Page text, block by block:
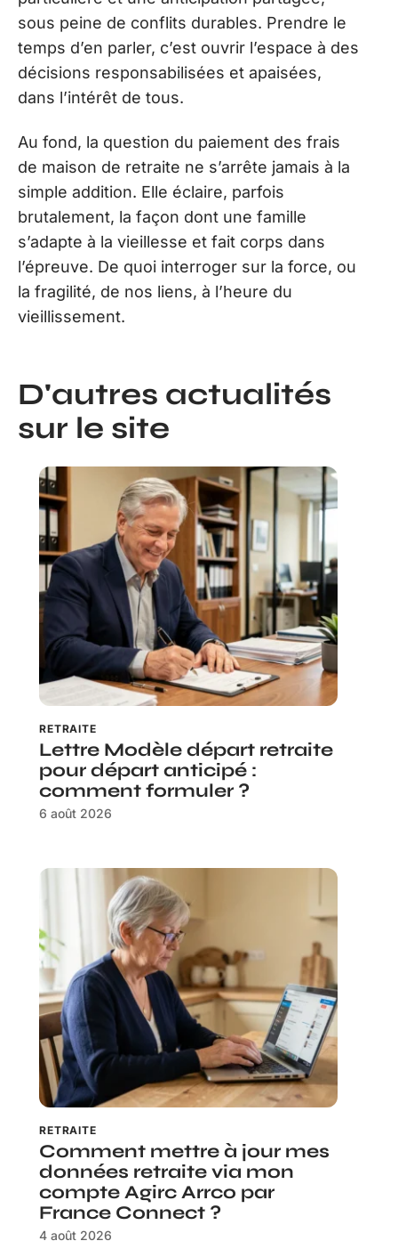
sous peine de conflits durables. Prendre le
temps d’en parler, c’est ouvrir l’espace à des
décisions responsabilisées et apaisées,
dans l’intérêt de tous.
Au fond, la question du paiement des frais
de maison de retraite ne s’arrête jamais à la
simple addition. Elle éclaire, parfois
brutalement, la façon dont une famille
s’adapte à la vieillesse et fait corps dans
l’épreuve. De quoi interroger sur la force, ou
la fragilité, de nos liens, à l’heure du
vieillissement.
D'autres actualités
sur le site
RETRAITE
Lettre Modèle départ retraite
pour départ anticipé :
comment formuler ?
6 août 2026
RETRAITE
Comment mettre à jour mes
données retraite via mon
compte Agirc Arrco par
France Connect ?
4 août 2026